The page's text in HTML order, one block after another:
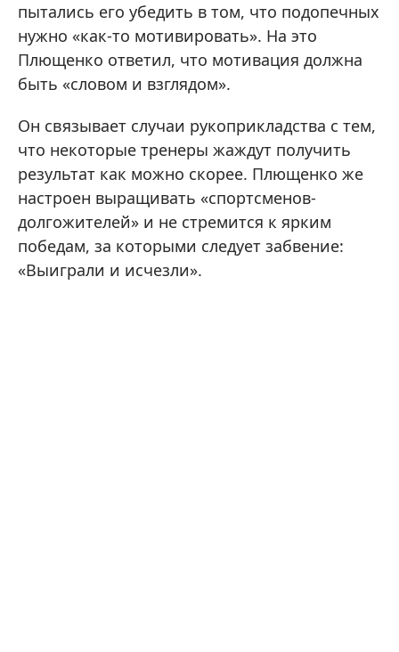
пытались его убедить в том, что подопечных
нужно «как-то мотивировать». На это
Плющенко ответил, что мотивация должна
быть «словом и взглядом».
Он связывает случаи рукоприкладства с тем,
что некоторые тренеры жаждут получить
результат как можно скорее. Плющенко же
настроен выращивать «спортсменов-
долгожителей» и не стремится к ярким
победам, за которыми следует забвение:
«Выиграли и исчезли».